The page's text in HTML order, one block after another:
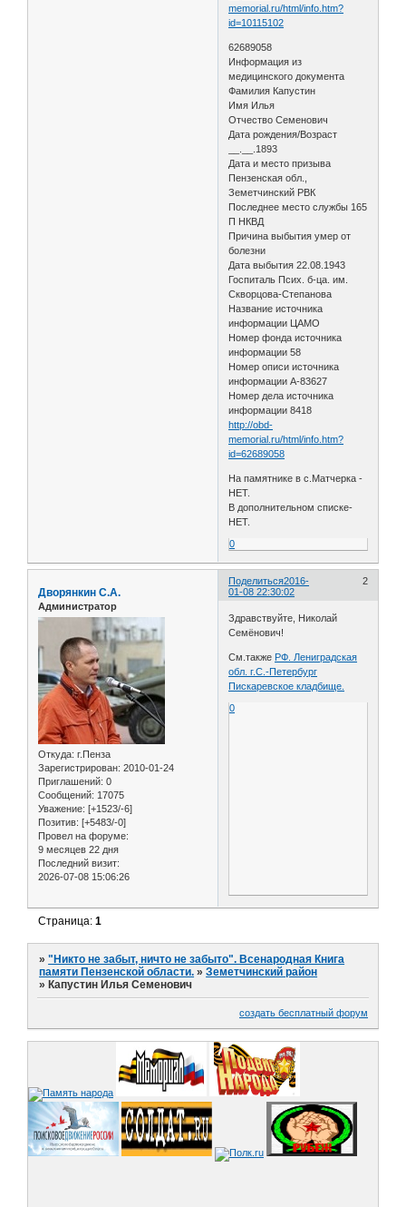
memorial.ru/html/info.htm?
id=10115102
62689058
Информация из
медицинского документа
Фамилия Капустин
Имя Илья
Отчество Семенович
Дата рождения/Возраст
__.__.1893
Дата и место призыва
Пензенская обл.,
Земетчинский РВК
Последнее место службы 165
П НКВД
Причина выбытия умер от
болезни
Дата выбытия 22.08.1943
Госпиталь Псих. б-ца. им.
Скворцова-Степанова
Название источника
информации ЦАМО
Номер фонда источника
информации 58
Номер описи источника
информации А-83627
Номер дела источника
информации 8418
http://obd-
memorial.ru/html/info.htm?
id=62689058
На памятнике в с.Матчерка -
НЕТ.
В дополнительном списке-
НЕТ.
0
Поделиться 2
2016-
01-08 22:30:02
Дворянкин С.А.
Администратор
Откуда: г.Пенза
Зарегистрирован: 2010-01-24
Приглашений: 0
Сообщений: 17075
Уважение: [+1523/-6]
Позитив: [+5483/-0]
Провел на форуме:
9 месяцев 22 дня
Последний визит:
2026-07-08 15:06:26
Здравствуйте, Николай
Семёнович!
См.также РФ. Лениградская
обл. г.С.-Петербург
Пискаревское кладбище.
0
Страница:1
»"Никто не забыт, ничто не забыто". Всенародная Книга
памяти Пензенской области. »Земетчинский район
»Капустин Илья Семенович
создать бесплатный форум